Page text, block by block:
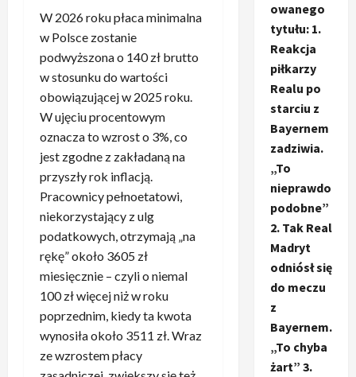
W 2026 roku płaca minimalna
w Polsce zostanie
podwyższona o 140 zł brutto
w stosunku do wartości
obowiązującej w 2025 roku.
W ujęciu procentowym
oznacza to wzrost o 3%, co
jest zgodne z zakładaną na
przyszły rok inflacją.
Pracownicy pełnoetatowi,
niekorzystający z ulg
podatkowych, otrzymają „na
rękę” około 3605 zł
miesięcznie – czyli o niemal
100 zł więcej niż w roku
poprzednim, kiedy ta kwota
wynosiła około 3511 zł. Wraz
ze wzrostem płacy
owanego
tytułu: 1.
Reakcja
piłkarzy
Realu po
starciu z
Bayernem
zadziwia.
„To
nieprawdo
podobne”
2. Tak Real
Madryt
odniósł się
do meczu
z
Bayernem.
„To chyba
żart” 3.